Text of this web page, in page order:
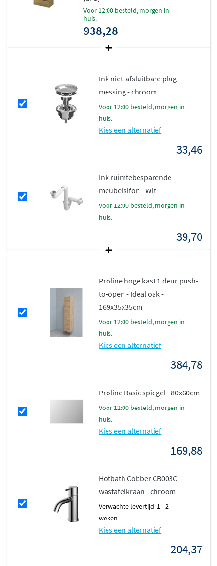
de open schap-variant een speelse, toegankelijke look
Gemakkelijk in onderhoud
verkleurt of beschadigt. De gladde afwerking maakt het
eenvoudig schoon te houden, zelfs na dagelijks gebruik.
Combineer het meubel met passende kranen, spiegels
en accessoires uit de Proline collectie voor een compleet
en harmonieus badkamerinterieur.
Met breedtes variërend van 60 tot 120 cm en
verschillende onderkast-configuraties biedt de Proline
Elegant serie voor iedere badkamer een passende
oplossing. Of je nu een compact fonteinmeubel zoekt of
een ruime dubbele wastafel, alles is mogelijk binnen
voor 12:00 besteld, morgen in
huis.
938,28
Ink niet-afsluitbare plug
messing - chroom
voor 12:00 besteld, morgen in
huis.
Kies een alternatief
33,46
Ink ruimtebesparende
meubelsifon - Wit
voor 12:00 besteld, morgen in
huis.
39,70
Proline hoge kast 1 deur push-
to-open - Ideal oak -
169x35x35cm
voor 12:00 besteld, morgen in
huis.
Kies een alternatief
384,78
Proline Basic spiegel - 80x60cm
voor 12:00 besteld, morgen in
huis.
Kies een alternatief
169,88
Hotbath Cobber CB003C
wastafelkraan - chroom
Verwachte levertijd: 1 - 2
weken
Kies een alternatief
204,37